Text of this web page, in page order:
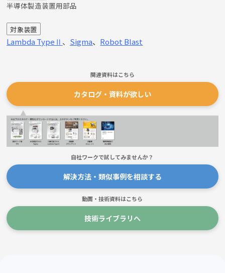
半導体製造装置用部品
対象装置
Lambda TypeⅡ 、 Sigma、 Robot Blast
関連資料はこちら
カタログ・資料が欲しい
自社ワークで試してみませんか？
解決方法・類似事例を相談する
動画・技術資料はこちら
技術ライブラリへ